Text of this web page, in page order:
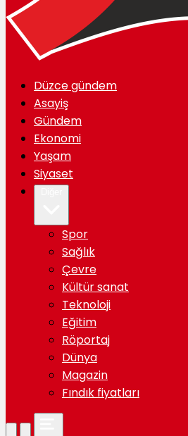
Düzce gündem
Asayiş
Gündem
Ekonomi
Yaşam
Siyaset
Spor
Sağlık
Çevre
Kültür sanat
Teknoloji
Eğitim
Röportaj
Dünya
Magazin
Fındık fiyatları